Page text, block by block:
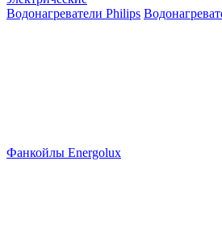
Водонагреватели Philips
Фанкойлы Energolux